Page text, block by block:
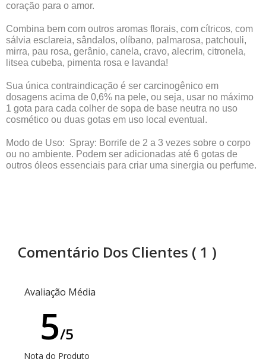
coração para o amor.
Combina bem com outros aromas florais, com cítricos, com
sálvia esclareia, sândalos, olíbano, palmarosa, patchouli,
mirra, pau rosa, gerânio, canela, cravo, alecrim, citronela,
litsea cubeba, pimenta rosa e lavanda!
Sua única contraindicação é ser carcinogênico em
dosagens acima de 0,6% na pele, ou seja, usar no máximo
1 gota para cada colher de sopa de base neutra no uso
cosmético ou duas gotas em uso local eventual.
Modo de Uso: Spray: Borrife de 2 a 3 vezes sobre o corpo
ou no ambiente. Podem ser adicionadas até 6 gotas de
outros óleos essenciais para criar uma sinergia ou perfume.
Comentário Dos Clientes ( 1 )
Avaliação Média
5/5
Nota do Produto